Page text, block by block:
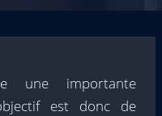
une importante
est donc de